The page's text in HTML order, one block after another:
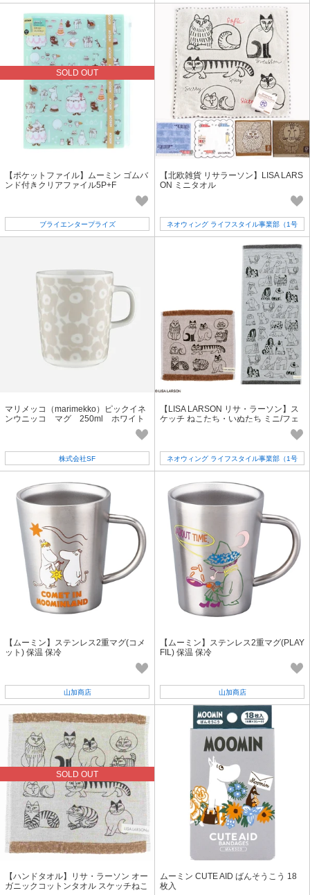
店）
SOLD OUT
【ポケットファイル】ムーミン ゴムバ
ンド付きクリアファイル5P+F
ブライエンタープライズ
【北欧雑貨 リサラーソン】LISA LARS
ON ミニタオル
ネオウィング ライフスタイル事業部（1号
店）
マリメッコ（marimekko）ピックイネ
ンウニッコ マグ 250ml ホワイト
株式会社SF
【LISA LARSON リサ・ラーソン】ス
ケッチ ねこたち・いぬたち ミニ/フェ
ネオウィング ライフスタイル事業部（1号
店）
【ムーミン】ステンレス2重マグ(コメ
ット) 保温 保冷
山加商店
【ムーミン】ステンレス2重マグ(PLAY
FIL) 保温 保冷
山加商店
SOLD OUT
【ハンドタオル】リサ・ラーソン オー
ガニックコットンタオル スケッチねこ
ムーミン CUTE AID ばんそうこう 18
枚入